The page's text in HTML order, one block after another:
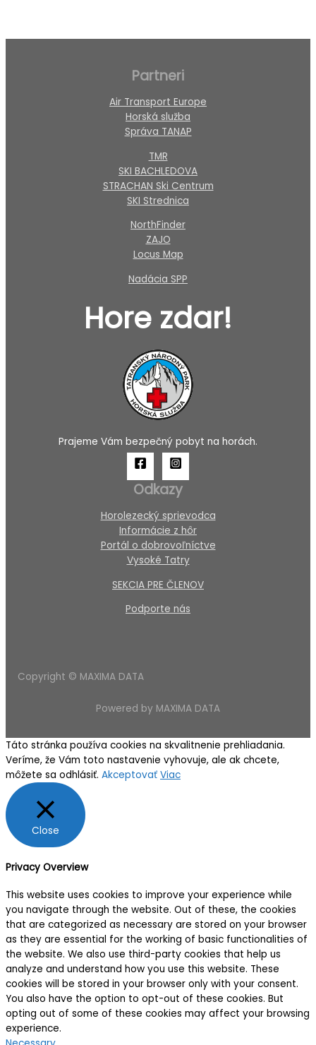
Partneri
Air Transport Europe
Horská služba
Správa TANAP
TMR
SKI BACHLEDOVA
STRACHAN Ski Centrum
SKI Strednica
NorthFinder
ZAJO
Locus Map
Nadácia SPP
Hore zdar!
Prajeme Vám bezpečný pobyt na horách.
Odkazy
Horolezecký sprievodca
Informácie z hôr
Portál o dobrovoľníctve
Vysoké Tatry
SEKCIA PRE ČLENOV
Podporte nás
Copyright © MAXIMA DATA
Powered by MAXIMA DATA
Táto stránka používa cookies na skvalitnenie prehliadania.
Veríme, že Vám toto nastavenie vyhovuje, ale ak chcete,
môžete sa odhlásiť. Akceptovať Viac
Close
Privacy Overview
This website uses cookies to improve your experience while
you navigate through the website. Out of these, the cookies
that are categorized as necessary are stored on your browser
as they are essential for the working of basic functionalities of
the website. We also use third-party cookies that help us
analyze and understand how you use this website. These
cookies will be stored in your browser only with your consent.
You also have the option to opt-out of these cookies. But
opting out of some of these cookies may affect your browsing
experience.